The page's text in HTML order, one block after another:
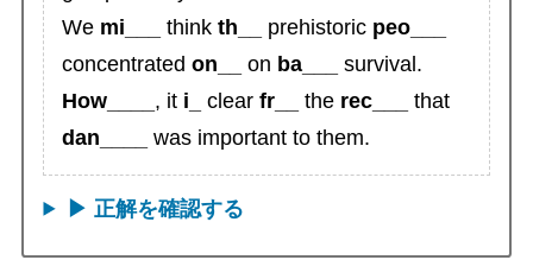
We mi___ thinkth__ prehistoric peo___
concentratedon__ on ba___
survival.
How____ , it i_ clearfr__ the rec___
that
dan____
was important to them.
▶︎ 正解を確認する